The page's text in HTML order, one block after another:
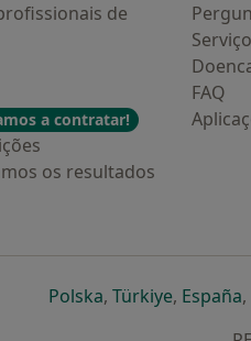
de
a contratar!
os resultados
FAQ
Polskaabre num novo
, Türkiyeabre
, España,